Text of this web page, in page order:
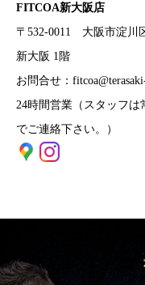
FITCOA新大阪店
〒532-0011 大阪市淀川
新大阪 1階
お問合せ：
24時間営業（スタッフは
でご連絡下さい。）